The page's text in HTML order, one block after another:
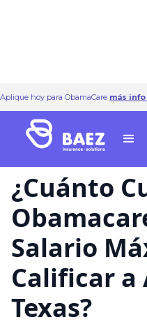
Aplique hoy para ObamaCare más
posts
¿Cuánto Cuesta
Máximo para
¿Cuánto
Salario
Calificar a
Texas?